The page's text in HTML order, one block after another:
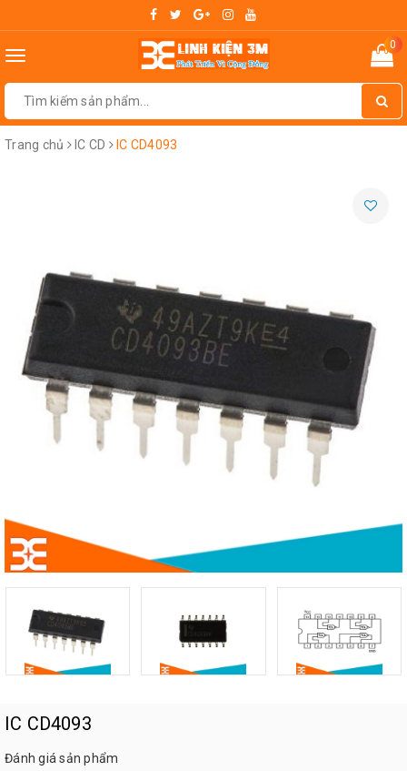
Toggle
0
Trang chủ IC CD IC CD4093
IC CD4093
Đánh giá sản phẩm